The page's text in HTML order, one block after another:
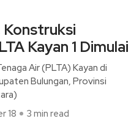
Kayan 1 Dimulai
Air (PLTA) Kayan di
Bulungan, Provinsi
18 3 min read